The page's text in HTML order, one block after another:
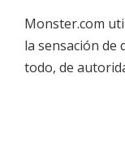
Monster.com
la sensación de
todo, de